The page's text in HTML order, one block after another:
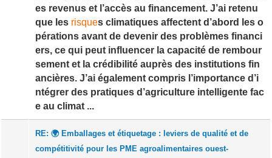
es revenus et l’accès au financement. J’ai retenu
que les risques climatiques affectent d’abord les o
pérations avant de devenir des problèmes financi
ers, ce qui peut influencer la capacité de rembour
sement et la crédibilité auprès des institutions fin
ancières. J’ai également compris l’importance d’i
ntégrer des pratiques d’agriculture intelligente fac
e au climat ...
RE: 🌍 Emballages et étiquetage : leviers de qualité et de
compétitivité pour les PME agroalimentaires ouest-